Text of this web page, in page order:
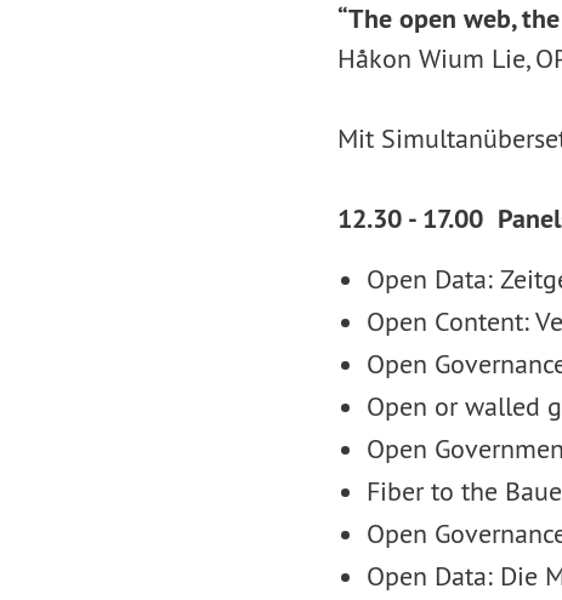
“The open web,
Håkon Wium Lie,
Mit
12.30 - 17.00
Open Data:
Open Content:
Open
Open or walled
Open
Fiber to the
Open
Open Data: Die